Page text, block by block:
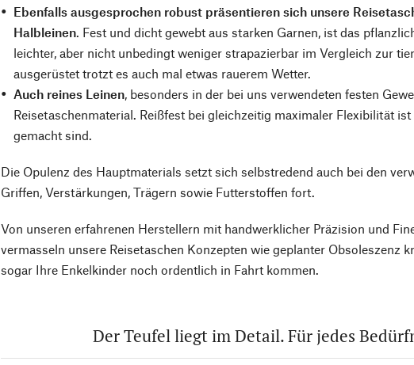
Ebenfalls ausgesprochen robust präsentieren sich unsere
Halbleinen. Fest und dicht gewebt aus starken Garnen, ist das
leichter, aber nicht unbedingt weniger strapazierbar im Vergleich zur
ausgerüstet trotzt es auch mal etwas rauerem Wetter.
Auch reines Leinen, besonders in der bei uns verwendeten festen
Reisetaschenmaterial. Reißfest bei gleichzeitig maximaler Flexibilität
gemacht sind.
Die Opulenz des Hauptmaterials setzt sich selbstredend auch bei den
Griffen, Verstärkungen, Trägern sowie Futterstoffen fort.
Von unseren erfahrenen Herstellern mit handwerklicher Präzision und
vermasseln unsere Reisetaschen Konzepten wie geplanter Obsoleszenz
sogar Ihre Enkelkinder noch ordentlich in Fahrt kommen.
Der Teufel liegt im Detail. Für jedes